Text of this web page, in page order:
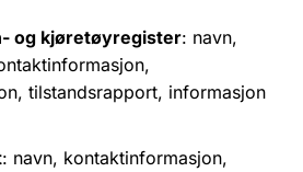
og kjøretøyregister: navn,
tilstandsrapport, informasjon
: navn, kontaktinformasjon,